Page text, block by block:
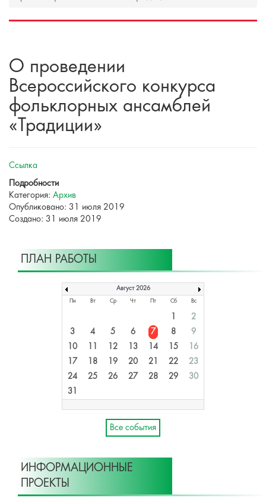
О проведении
Всероссийского конкурса
фольклорных ансамблей
«Традиции»
Ссылка
Подробности
Категория: Архив
Опубликовано: 31 июля 2019
Создано: 31 июля 2019
ПЛАН РАБОТЫ
Август 2026
Пн Вт Ср Чт Пт Сб Вс
1
2
3
4 5 6 7 8
9
10
11 12 13 14 15
16
17
18 19 20 21 22
23
24
25 26 27 28 29
30
31
Все события
ИНФОРМАЦИОННЫЕ
ПРОЕКТЫ